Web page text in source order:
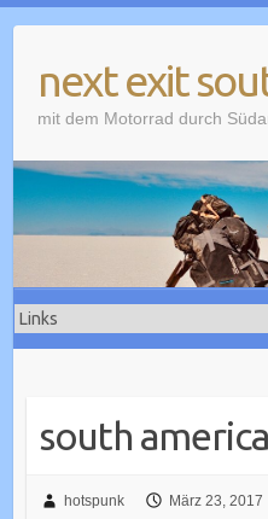
contentnext exit
mit dem Motorrad durch
south
hotspunk März 23, 2017